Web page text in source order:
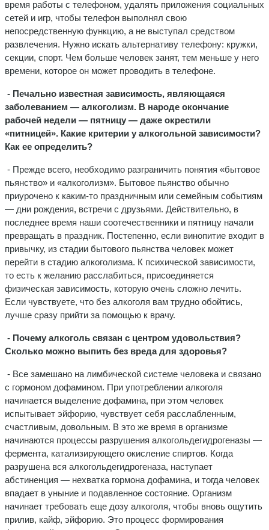
время работы с телефоном, удалять приложения социальных
сетей и игр, чтобы телефон выполнял свою
непосредственную функцию, а не выступал средством
развлечения. Нужно искать альтернативу телефону: кружки,
секции, спорт. Чем больше человек занят, тем меньше у него
времени, которое он может проводить в телефоне.
- Печально известная зависимость, являющаяся
заболеванием — алкоголизм. В народе окончание
рабочей недели — пятницу — даже окрестили
«питницей». Какие критерии у алкогольной зависимости?
Как ее определить?
- Прежде всего, необходимо разграничить понятия «бытовое
пьянство» и «алкоголизм». Бытовое пьянство обычно
приурочено к каким-то праздничным или семейным событиям
— дни рождения, встречи с друзьями. Действительно, в
последнее время наши соотечественники и пятницу начали
превращать в праздник. Постепенно, если винопитие входит в
привычку, из стадии бытового пьянства человек может
перейти в стадию алкоголизма. К психической зависимости,
то есть к желанию расслабиться, присоединяется
физическая зависимость, которую очень сложно лечить.
Если чувствуете, что без алкоголя вам трудно обойтись,
лучше сразу прийти за помощью к врачу.
- Почему алкоголь связан с центром удовольствия?
Сколько можно выпить без вреда для здоровья?
- Все замешано на лимбической системе человека и связано
с гормоном дофамином. При употреблении алкоголя
начинается выделение дофамина, при этом человек
испытывает эйфорию, чувствует себя расслабленным,
счастливым, довольным. В это же время в организме
начинаются процессы разрушения алкогольдегидрогеназы —
фермента, катализирующего окисление спиртов. Когда
разрушена вся алкогольдегидрогеназа, наступает
абстиненция — нехватка гормона дофамина, и тогда человек
впадает в уныние и подавленное состояние. Организм
начинает требовать еще дозу алкоголя, чтобы вновь ощутить
прилив, кайф, эйфорию. Это процесс формирования